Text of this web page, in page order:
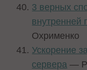
3 верных
внутренней
Охрименко
Ускорение
сервера —